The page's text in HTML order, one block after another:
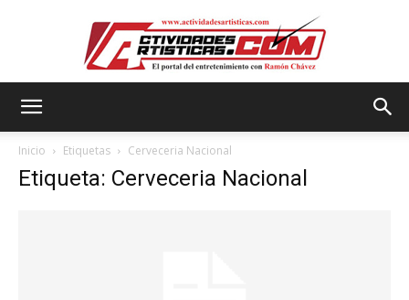
Inicio Etiquetas Cerveceria Nacional
Etiqueta: Cerveceria Nacional